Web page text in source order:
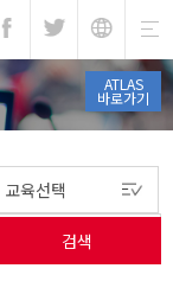
ATLAS
바로가기